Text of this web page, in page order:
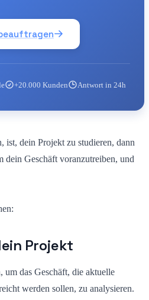
+20.000 Kunden Antwort in 24h
ist, dein Projekt zu studieren, dann
dein Geschäft voranzutreiben, und
Projekt
um das Geschäft, die aktuelle
werden sollen, zu analysieren.